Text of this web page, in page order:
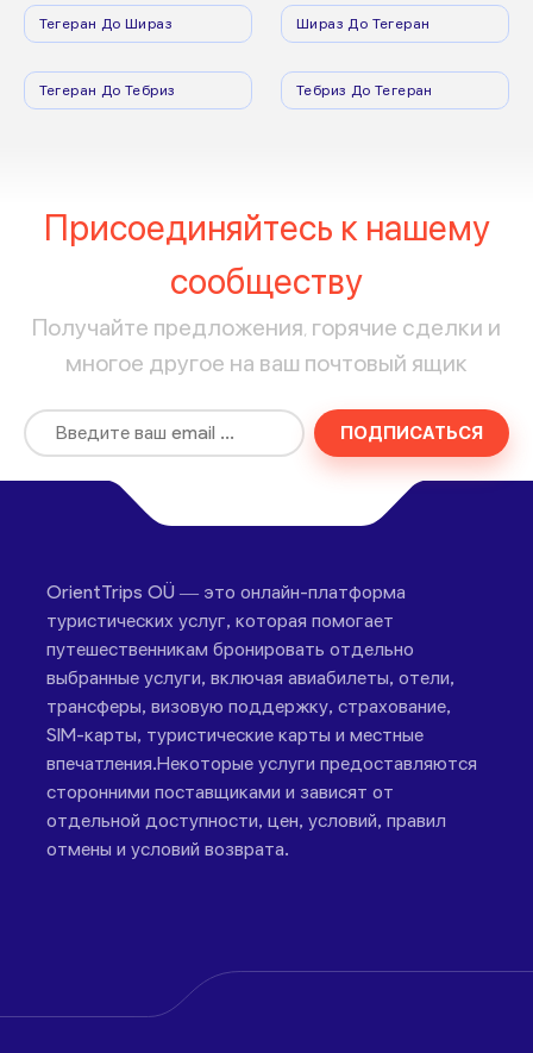
Тегеран До Шираз Шираз До Тегеран
Тегеран До Тебриз Тебриз До Тегеран
Присоединяйтесь к нашему
сообществу
Получайте предложения, горячие сделки и
многое другое на ваш почтовый ящик
ПОДПИСАТЬСЯ
OrientTrips OÜ — это онлайн-платформа
туристических услуг, которая помогает
путешественникам бронировать отдельно
выбранные услуги, включая авиабилеты, отели,
трансферы, визовую поддержку, страхование,
SIM-карты, туристические карты и местные
впечатления.Некоторые услуги предоставляются
сторонними поставщиками и зависят от
отдельной доступности, цен, условий, правил
отмены и условий возврата.